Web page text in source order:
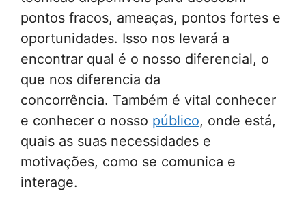
pontos fracos, ameaças, pontos fortes e
oportunidades. Isso nos levará a
encontrar qual é o nosso diferencial, o
que nos diferencia da
concorrência. Também é vital conhecer
e conhecer o nosso público, onde está,
quais as suas necessidades e
motivações, como se comunica e
interage.